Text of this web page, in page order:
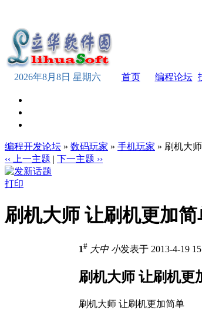
2026年8月8日 星期六 首页 编程论坛
编程开发论坛 » 数码玩家 » 手机玩家 » 刷机大
‹‹ 上一主题 | 下一主题 ››
打印
刷机大师 让刷机更加简
1# 大中 小发表于 2013-4-19
刷机大师 让刷机更
刷机大师 让刷机更加简单